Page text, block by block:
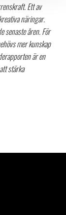
Ett av
näringar.
senaste åren. För
mer kunskap
är en
stärka